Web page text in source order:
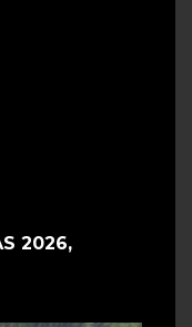
2026,